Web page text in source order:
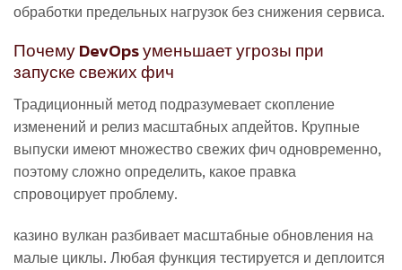
обработки предельных нагрузок без снижения сервиса.
Почему DevOps уменьшает угрозы при
запуске свежих фич
Традиционный метод подразумевает скопление
изменений и релиз масштабных апдейтов. Крупные
выпуски имеют множество свежих фич одновременно,
поэтому сложно определить, какое правка
спровоцирует проблему.
казино вулкан разбивает масштабные обновления на
малые циклы. Любая функция тестируется и деплоится